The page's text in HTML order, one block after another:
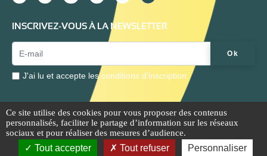
INSCRIVEZ-VOUS À LA NEWSLETTER
Email Address*
Ok
J'ai lu et accepte lesconditions d'inscription
Mentions légales Extranet
Ce site utilise des cookies pour vous proposer des contenus
personnalisés, faciliter le partage d’information sur les réseaux
sociaux et pour réaliser des mesures d’audience.
Tout accepter Tout refuser Personnaliser